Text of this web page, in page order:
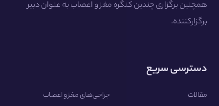
همچنین برگزاری چندین کنگره مغز و اعصاب به عنوان دبیر
برگزارکننده.
دسترسی سریع
مقالات
جراحی‌های مغز و اعصاب